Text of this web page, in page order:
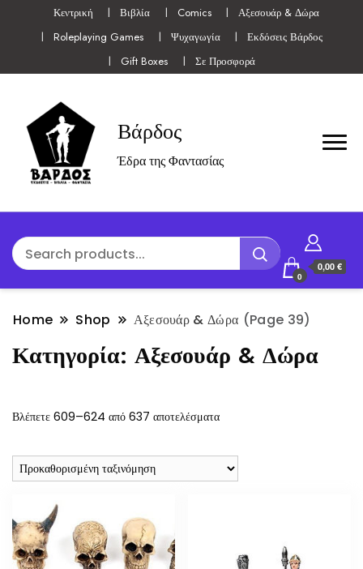
Κεντρική Βιβλία Comics
Αξεσουάρ & Δώρα
Roleplaying Games
Ψυχαγωγία
Εκδόσεις Βάρδος
Gift Boxes
Σε Προσφορά
Βάρδος
Έδρα της Φαντασίας
0
0,00 €
Home Shop Αξεσουάρ & Δώρα (Page 39)
Κατηγορία: Αξεσουάρ & Δώρα
Βλέπετε 609–624 από 637 αποτελέσματα